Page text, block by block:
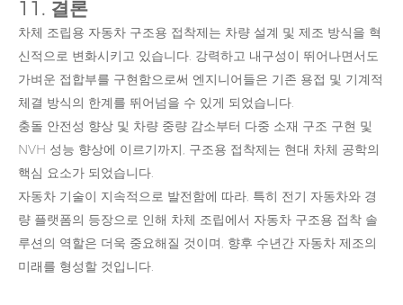
11. 결론
차체 조립용 자동차 구조용 접착제는 차량 설계 및 제조 방식을 혁
신적으로 변화시키고 있습니다. 강력하고 내구성이 뛰어나면서도
가벼운 접합부를 구현함으로써 엔지니어들은 기존 용접 및 기계적
체결 방식의 한계를 뛰어넘을 수 있게 되었습니다.
충돌 안전성 향상 및 차량 중량 감소부터 다중 소재 구조 구현 및
NVH 성능 향상에 이르기까지, 구조용 접착제는 현대 차체 공학의
핵심 요소가 되었습니다.
자동차 기술이 지속적으로 발전함에 따라, 특히 전기 자동차와 경
량 플랫폼의 등장으로 인해 차체 조립에서 자동차 구조용 접착 솔
루션의 역할은 더욱 중요해질 것이며, 향후 수년간 자동차 제조의
미래를 형성할 것입니다.